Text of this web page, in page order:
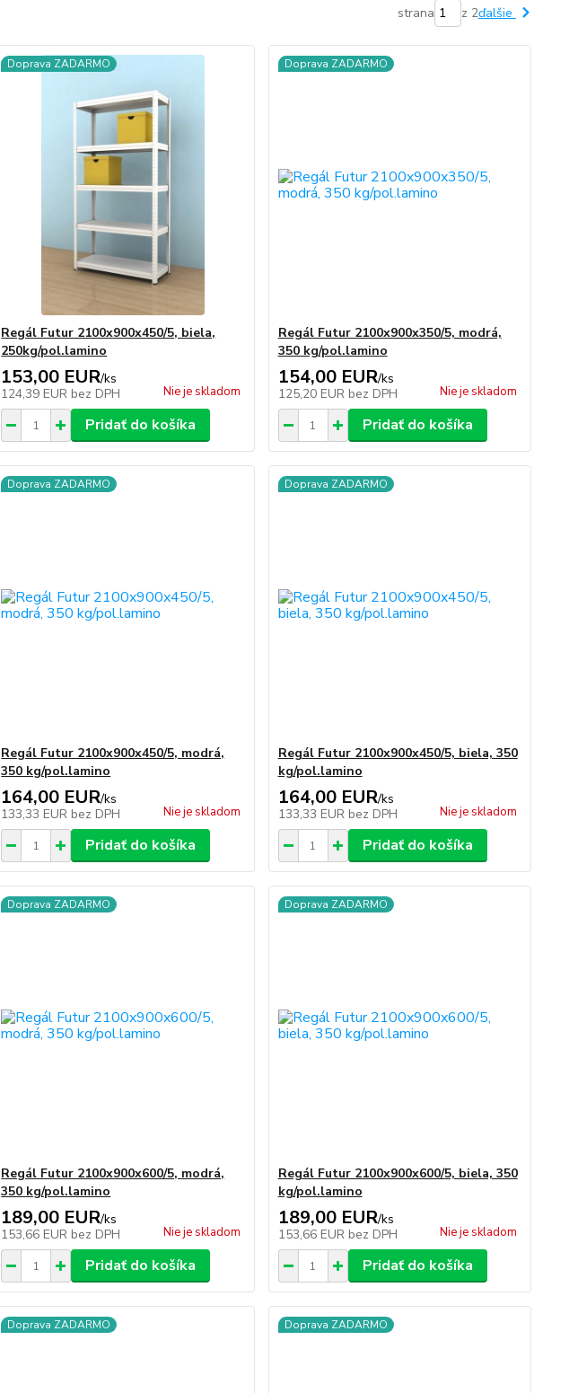
strana z 2ďalšie
Doprava ZADARMO
Regál Futur 2100x900x450/5, biela,
250kg/pol.lamino
153,00 EUR/ks
124,39 EUR bez DPH Nie je skladom
Pridať do košíka
Doprava ZADARMO
Regál Futur 2100x900x350/5, modrá,
350 kg/pol.lamino
154,00 EUR/ks
125,20 EUR bez DPH Nie je skladom
Pridať do košíka
Doprava ZADARMO
Regál Futur 2100x900x450/5, modrá,
350 kg/pol.lamino
164,00 EUR/ks
133,33 EUR bez DPH Nie je skladom
Pridať do košíka
Doprava ZADARMO
Regál Futur 2100x900x450/5, biela, 350
kg/pol.lamino
164,00 EUR/ks
133,33 EUR bez DPH Nie je skladom
Pridať do košíka
Doprava ZADARMO
Regál Futur 2100x900x600/5, modrá,
350 kg/pol.lamino
189,00 EUR/ks
153,66 EUR bez DPH Nie je skladom
Pridať do košíka
Doprava ZADARMO
Regál Futur 2100x900x600/5, biela, 350
kg/pol.lamino
189,00 EUR/ks
153,66 EUR bez DPH Nie je skladom
Pridať do košíka
Doprava ZADARMO Doprava ZADARMO